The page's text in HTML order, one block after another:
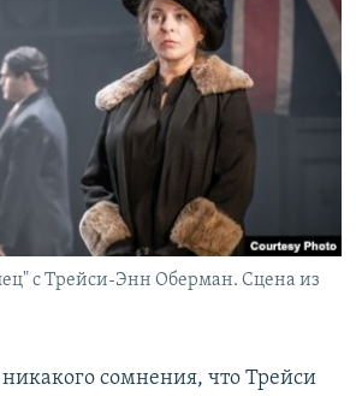
с Трейси-Энн Оберман. Сцена из
сомнения, что Трейси